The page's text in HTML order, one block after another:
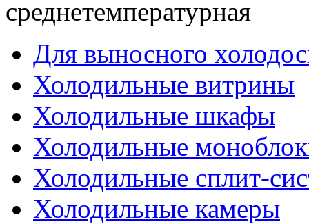
среднетемпературная
Для выносного
Холодильные витрины
Холодильные шкафы
Холодильные
Холодильные сплит-
Холодильные камеры